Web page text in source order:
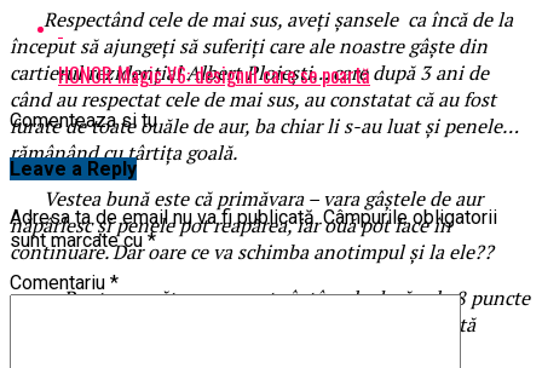
Respectând cele de mai sus, aveți șansele ca încă de la
început să ajungeți să suferiți care ale noastre gâște din
cartierul rezidențial Albert Ploiești… care după 3 ani de
când au respectat cele de mai sus, au constatat că au fost
furate de toate ouăle de aur, ba chiar li s-au luat și penele…
rămânând cu târtița goală.
Vestea bună este că primăvara – vara gâștele de aur
năpârlesc și penele pot reapărea, iar ouă pot face în
continuare. Dar oare ce va schimba anotimpul și la ele??
Pentru a arăta ce se poate întâmpla dacă cele 8 puncte
de mai sus sunt respectate, vă transpunem una bucată
HONOR Magic V6: designul care se poartă
Comenteaza si tu
Leave a Reply
Adresa ta de email nu va fi publicată. Câmpurile obligatorii
sunt marcate cu*
Comentariu *